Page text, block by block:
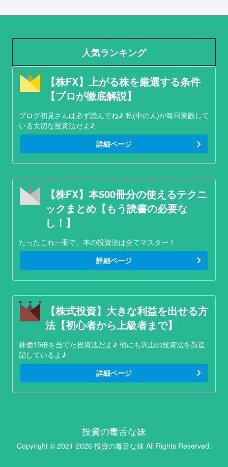
人気ランキング
【株FX】上がる株を厳選する条件
【プロが徹底解説】
ブログ初見さんは必ず読んでね♪ 私(中の人)が毎日実践して
いる大切な投資法だよ♪
詳細ページ
【株FX】本500冊分の使えるテクニ
ックまとめ【もう読書の必要な
し！】
たったこれ一冊で、本の投資法は全てマスター！
詳細ページ
【株式投資】大きな利益を出せる方
法【初心者から上級者まで】
株価15倍を当てた投資法だよ♪ 他にも沢山の投資法を新追
記しているよ♪
詳細ページ
投資の毒舌な妹
Copyright © 2021-2026 投資の毒舌な妹 All Rights Reserved.